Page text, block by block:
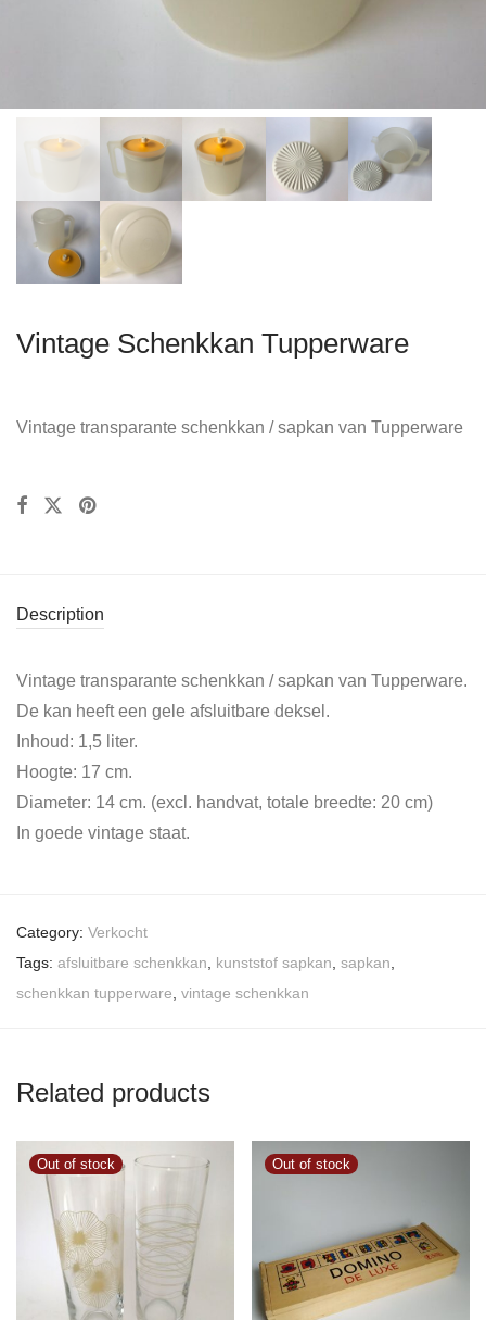
Vintage Schenkkan Tupperware
Vintage transparante schenkkan / sapkan van Tupperware
Description
Vintage transparante schenkkan / sapkan van Tupperware.
De kan heeft een gele afsluitbare deksel.
Inhoud: 1,5 liter.
Hoogte: 17 cm.
Diameter: 14 cm. (excl. handvat, totale breedte: 20 cm)
In goede vintage staat.
Category: Verkocht
Tags: afsluitbare schenkkan kunststof sapkan sapkan
schenkkan tupperware vintage schenkkan
Related products